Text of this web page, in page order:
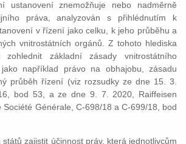
ustanovení znemožňuje nebo nadměrně
práva, analyzován s přihlédnutím k
v řízení jako celku, k jeho průběhu a
vnitrostátních orgánů. Z tohoto hlediska
základní zásady vnitrostátního
například právo na obhajobu, zásadu
průběh řízení (viz rozsudky ze dne 15. 3.
bod 53, a ze dne 9. 7. 2020, Raiffeisen
Société Générale, C‑698/18 a C‑699/18, bod
států zajistit účinnost práv, která jednotlivcům